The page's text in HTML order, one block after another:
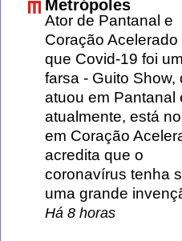
Metrópoles
Ator de Pantanal e
Coração Acelerado
que Covid-19 foi
farsa - Guito Show,
atuou em Pantanal
atualmente, está
em Coração
acredita que o
coronavírus tenha
uma grande
Há 8 horas